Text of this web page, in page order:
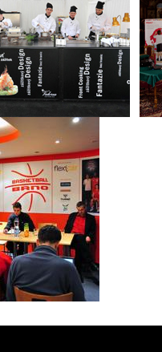
Food Festival a
materiálů pro
Valoria
pro tiskové